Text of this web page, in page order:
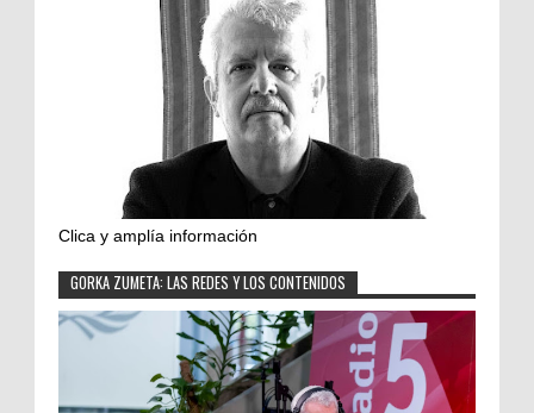
Clica y amplía información
GORKA ZUMETA: LAS REDES Y LOS CONTENIDOS